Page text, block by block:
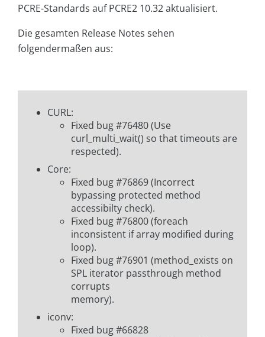
PCRE-Standards auf PCRE2 10.32 aktualisiert.
Die gesamten Release Notes sehen
folgendermaßen aus:
CURL:
Fixed bug #76480 (Use
curl_multi_wait() so that timeouts are
respected).
Core:
Fixed bug #76869 (Incorrect
bypassing protected method
accessibilty check).
Fixed bug #76800 (foreach
inconsistent if array modified during
loop).
Fixed bug #76901 (method_exists on
SPL iterator passthrough method
corrupts
memory).
iconv:
Fixed bug #66828